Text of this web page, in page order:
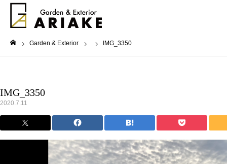
Garden & Exterior IMG_3350
IMG_3350
2020.7.11